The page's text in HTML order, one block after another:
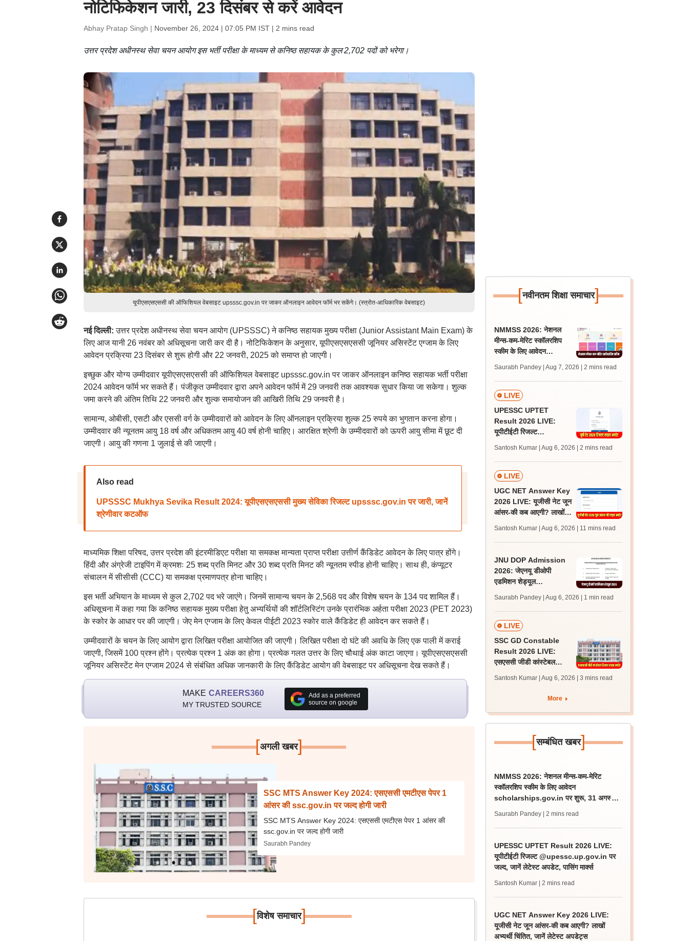
नोटिफिकेशन जारी, 23 दिसंबर से करें आवेदन
Abhay Pratap Singh | November 26, 2024 | 07:05 PM IST| 2 mins read
उत्तर प्रदेश अधीनस्थ सेवा चयन आयोग इस भर्ती परीक्षा के माध्यम से कनिष्ठ सहायक के कुल 2,702 पदों को भरेगा।
यूपीएसएसएससी की ऑफिशियल वेबसाइट upsssc.gov.in पर जाकर ऑनलाइन आवेदन फॉर्म भर सकेंगे। (स्त्रोत-आधिकारिक वेबसाइट)
नई दिल्ली: उत्तर प्रदेश अधीनस्थ सेवा चयन आयोग (UPSSSC) ने कनिष्ठ सहायक मुख्य परीक्षा (Junior Assistant Main Exam) के
लिए आज यानी 26 नवंबर को अधिसूचना जारी कर दी है। नोटिफिकेशन के अनुसार, यूपीएसएसएससी जूनियर असिस्टेंट एग्जाम के लिए
आवेदन प्रक्रिया 23 दिसंबर से शुरू होगी और 22 जनवरी, 2025 को समाप्त हो जाएगी।
इच्छुक और योग्य उम्मीदवार यूपीएसएसएससी की ऑफिशियल वेबसाइट upsssc.gov.in पर जाकर ऑनलाइन कनिष्ठ सहायक भर्ती परीक्षा
2024 आवेदन फॉर्म भर सकते हैं। पंजीकृत उम्मीदवार द्वारा अपने आवेदन फॉर्म में 29 जनवरी तक आवश्यक सुधार किया जा सकेगा। शुल्क
जमा करने की अंतिम तिथि 22 जनवरी और शुल्क समायोजन की आखिरी तिथि 29 जनवरी है।
सामान्य, ओबीसी, एसटी और एससी वर्ग के उम्मीदवारों को आवेदन के लिए ऑनलाइन प्रक्रिया शुल्क 25 रुपये का भुगतान करना होगा।
उम्मीदवार की न्यूनतम आयु 18 वर्ष और अधिकतम आयु 40 वर्ष होनी चाहिए। आरक्षित श्रेणी के उम्मीदवारों को ऊपरी आयु सीमा में छूट दी
जाएगी। आयु की गणना 1 जुलाई से की जाएगी।
Also read
UPSSSC Mukhya Sevika Result 2024: यूपीएसएसएससी मुख्य सेविका रिजल्ट upsssc.gov.in पर जारी, जानें
श्रेणीवार कटऑफ
माध्यमिक शिक्षा परिषद, उत्तर प्रदेश की इंटरमीडिएट परीक्षा या समकक्ष मान्यता प्राप्त परीक्षा उत्तीर्ण कैंडिडेट आवेदन के लिए पात्र होंगे।
हिंदी और अंग्रेजी टाइपिंग में क्रमशः 25 शब्द प्रति मिनट और 30 शब्द प्रति मिनट की न्यूनतम स्पीड होनी चाहिए। साथ ही, कंप्यूटर
संचालन में सीसीसी (CCC) या समकक्ष प्रमाणपत्र होना चाहिए।
इस भर्ती अभियान के माध्यम से कुल 2,702 पद भरे जाएंगे। जिनमें सामान्य चयन के 2,568 पद और विशेष चयन के 134 पद शामिल हैं।
अधिसूचना में कहा गया कि कनिष्ठ सहायक मुख्य परीक्षा हेतु अभ्यर्थियों की शॉर्टलिस्टिंग उनके प्रारंभिक अर्हता परीक्षा 2023 (PET 2023)
के स्कोर के आधार पर की जाएगी। जेए मेन एग्जाम के लिए केवल पीईटी 2023 स्कोर वाले कैंडिडेट ही आवेदन कर सकते हैं।
उम्मीदवारों के चयन के लिए आयोग द्वारा लिखित परीक्षा आयोजित की जाएगी। लिखित परीक्षा दो घंटे की अवधि के लिए एक पाली में कराई
जाएगी, जिसमें 100 प्रश्न होंगे। प्रत्येक प्रश्न 1 अंक का होगा। प्रत्येक गलत उत्तर के लिए चौथाई अंक काटा जाएगा। यूपीएसएसएससी
जूनियर असिस्टेंट मेन एग्जाम 2024 से संबंधित अधिक जानकारी के लिए कैंडिडेट आयोग की वेबसाइट पर अधिसूचना देख सकते हैं।
MAKE CAREERS360
MY TRUSTED SOURCE
Add as a preferred
source on google
[अगली खबर]
SSC MTS Answer Key 2024: एसएससी एमटीएस पेपर 1
आंसर की ssc.gov.in पर जल्द होगी जारी
SSC MTS Answer Key 2024: एसएससी एमटीएस पेपर 1 आंसर की
ssc.gov.in पर जल्द होगी जारी
Saurabh Pandey
[विशेष समाचार]
[नवीनतम शिक्षा समाचार]
NMMSS 2026: नेशनल
मीन्स-कम-मेरिट स्कॉलरशिप
स्कीम के लिए आवेदन
शुरू, 31 अगस्त लास्ट डेट
Saurabh Pandey | Aug 7, 2026 | 2 mins read
LIVE
UPESSC UPTET
Result 2026 LIVE:
यूपीटीईटी रिजल्ट
जल्द, जानें लेटेस्ट अपडेट,
पासिंग मार्क्स
Santosh Kumar | Aug 6, 2026 | 2 mins read
LIVE
UGC NET Answer Key
2026 LIVE: यूजीसी नेट जून
आंसर-की कब आएगी? लाखों
Santosh Kumar | Aug 6, 2026 | 11 mins read
JNU DOP Admission
2026: जेएनयू डीओपी
एडमिशन शेड्यूल
24 अगस्त को जारी होगी मेरिट
लिस्ट
Saurabh Pandey | Aug 6, 2026 | 1 min read
LIVE
SSC GD Constable
Result 2026 LIVE:
एसएससी जीडी कांस्टेबल
लेटेस्ट अपडेट, स्कोरकार्ड लिंक
Santosh Kumar | Aug 6, 2026 | 3 mins read
More
[सम्बंधित खबर]
NMMSS 2026: नेशनल मीन्स-कम-मेरिट
स्कॉलरशिप स्कीम के लिए आवेदन
scholarships.gov.in पर शुरू, 31 अगस्त
Saurabh Pandey | 2 mins read
UPESSC UPTET Result 2026 LIVE:
यूपीटीईटी रिजल्ट @upessc.up.gov.in पर
जल्द, जानें लेटेस्ट अपडेट, पासिंग मार्क्स
Santosh Kumar | 2 mins read
UGC NET Answer Key 2026 LIVE:
यूजीसी नेट जून आंसर-की कब आएगी? लाखों
अभ्यर्थी चिंतित, जानें लेटेस्ट अपडेट्स